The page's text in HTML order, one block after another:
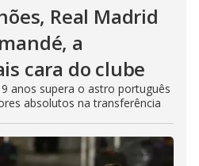
Real Madrid
a
cara do clube
anos supera o astro português
absolutos na transferência